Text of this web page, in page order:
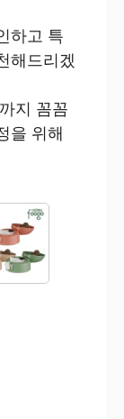
하고 특
해드리겠
지 꼼꼼
을 위해